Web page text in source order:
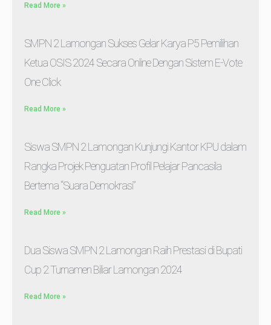
Read More »
SMPN 2 Lamongan Sukses Gelar Karya P5 Pemilihan
Ketua OSIS 2024 Secara Online Dengan Sistem E-Vote
One Click
Read More »
Siswa SMPN 2 Lamongan Kunjungi Kantor KPU dalam
Rangka Projek Penguatan Profil Pelajar Pancasila
Bertema “Suara Demokrasi”
Read More »
Dua Siswa SMPN 2 Lamongan Raih Prestasi di Bupati
Cup 2 Turnamen Biliar Lamongan 2024
Read More »